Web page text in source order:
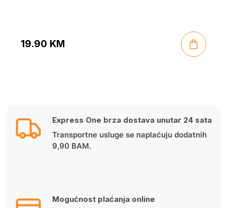
19.90 KM
Express One brza dostava unutar 24 sata
Transportne usluge se naplaćuju dodatnih
9,90 BAM.
Mogućnost plaćanja online